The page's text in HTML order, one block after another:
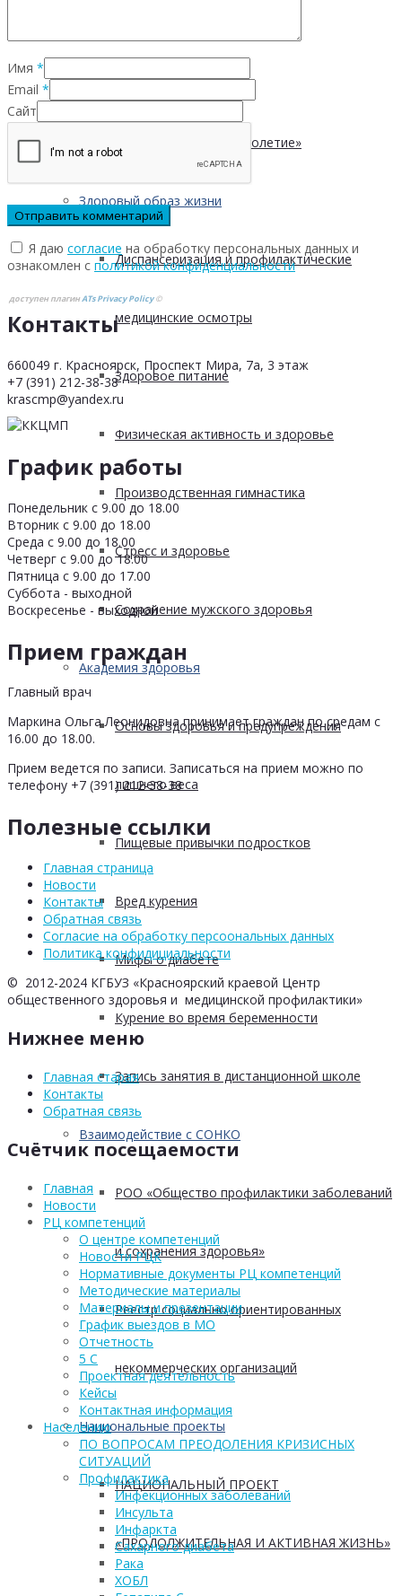
Школа ХНИЗ
Клуб «Сибирское долголетие»
Здоровый образ жизни
Диспансеризация и профилактические
медицинские осмотры
Здоровое питание
Физическая активность и здоровье
Производственная гимнастика
Стресс и здоровье
Сохранение мужского здоровья
Академия здоровья
Основы здоровья и предупреждения
лишнего веса
Пищевые привычки подростков
Вред курения
Мифы о диабете
Курение во время беременности
Запись занятия в дистанционной школе
Взаимодействие с СОНКО
РОО «Общество профилактики заболеваний
и сохранения здоровья»
Реестр социально ориентированных
некоммерческих организаций
Национальные проекты
НАЦИОНАЛЬНЫЙ ПРОЕКТ
«ПРОДОЛЖИТЕЛЬНАЯ И АКТИВНАЯ ЖИЗНЬ»
Имя *
Email *
Сайт
Я даю согласие на обработку персональных данных и
ознакомлен с политикой конфиденциальности
доступен плагинATs Privacy Policy©
Контакты
660049 г. Красноярск, Проспект Мира, 7а, 3 этаж
+7 (391) 212-38-38
krascmp@yandex.ru
График работы
Понедельник с 9.00 до 18.00
Вторник с 9.00 до 18.00
Среда с 9.00 до 18.00
Четверг с 9.00 до 18.00
Пятница с 9.00 до 17.00
Суббота - выходной
Воскресенье - выходной
Прием граждан
Главный врач
Маркина Ольга Леонидовна принимает граждан по средам с
16.00 до 18.00.
Прием ведется по записи. Записаться на прием можно по
телефону +7 (391) 212-38-38
Полезные ссылки
Главная страница
Новости
Контакты
Обратная связь
Согласие на обработку персоональных данных
Политика конфидициальности
© 2012-2024 КГБУЗ «Красноярский краевой Центр
общественного здоровья и медицинской профилактики»
Нижнее меню
Главная старая
Контакты
Обратная связь
Счётчик посещаемости
Главная
Новости
РЦ компетенций
О центре компетенций
Новости РЦК
Нормативные документы РЦ компетенций
Методические материалы
Материалы и презентации
График выездов в МО
Отчетность
5 С
Проектная деятельность
Кейсы
Контактная информация
Населению
ПО ВОПРОСАМ ПРЕОДОЛЕНИЯ КРИЗИСНЫХ
СИТУАЦИЙ
Профилактика
Инфекционных заболеваний
Инсульта
Инфаркта
Сахарного диабета
Рака
ХОБЛ